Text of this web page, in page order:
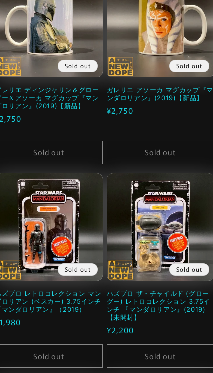
Sold out
レリエ ディンジャリン＆グロー
ー＆アソーカ マグカップ『マン
ロリアン』(2019)【新品】
Sold out
Sold out
ガレリエ アソーカ マグカップ『マ
ンダロリアン』(2019)【新品】
通
¥2,750
Sold out
Sold out
ズブロ レトロコレクション マン
ロリアン (ベスカー) 3.75インチ
マンダロリアン』（2019）
Sold out
Sold out
ハズブロ ザ・チャイルド (グロー
グー) レトロコレクション 3.75イ
ンチ 『マンダロリアン』(2019)
【未開封】
通
常
格
¥2,200
Sold out